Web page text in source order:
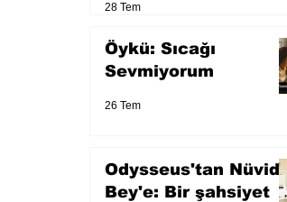
28 Tem
Öykü: Sıcağı
Sevmiyorum
26 Tem
Odysseus'tan Nüvid
Bey'e: Bir şahsiyet